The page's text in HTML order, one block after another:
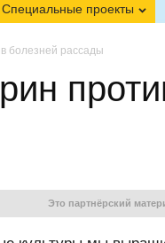
Специальные проекты
болезней рассады
Это партнёрский